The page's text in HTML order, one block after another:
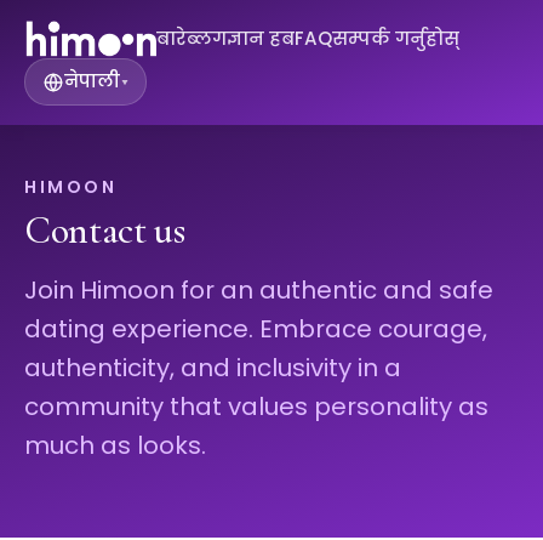
बारेब्लगज्ञान हबFAQसम्पर्क गर्नुहोस्
नेपाली▾
HIMOON
Contact us
Join Himoon for an authentic and safe
dating experience. Embrace courage,
authenticity, and inclusivity in a
community that values personality as
much as looks.